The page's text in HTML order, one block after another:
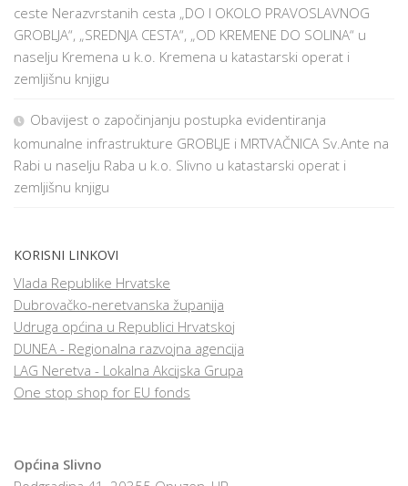
ceste Nerazvrstanih cesta „DO I OKOLO PRAVOSLAVNOG
GROBLJA“, „SREDNJA CESTA“, „OD KREMENE DO SOLINA“ u
naselju Kremena u k.o. Kremena u katastarski operat i
zemljišnu knjigu
Obavijest o započinjanju postupka evidentiranja
komunalne infrastrukture GROBLJE i MRTVAČNICA Sv.Ante na
Rabi u naselju Raba u k.o. Slivno u katastarski operat i
zemljišnu knjigu
KORISNI LINKOVI
Vlada Republike Hrvatske
Dubrovačko-neretvanska županija
Udruga općina u Republici Hrvatskoj
DUNEA - Regionalna razvojna agencija
LAG Neretva - Lokalna Akcijska Grupa
One stop shop for EU fonds
Općina Slivno